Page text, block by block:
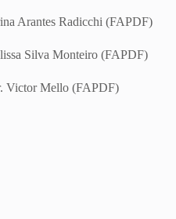
Arantes Radicchi (FAPDF)
Silva Monteiro (FAPDF)
Victor Mello (FAPDF)